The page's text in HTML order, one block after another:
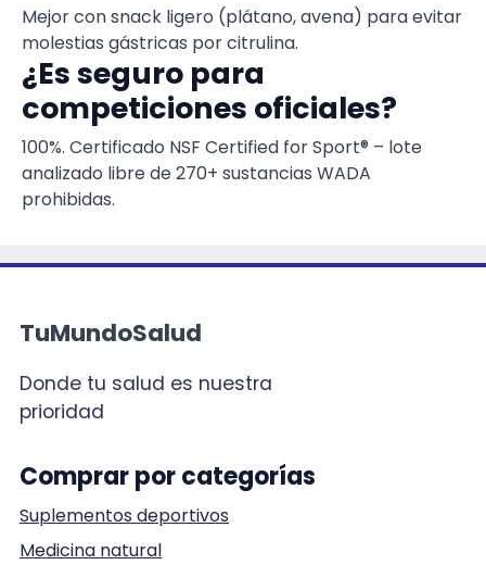
Mejor con snack ligero (plátano, avena) para evitar
molestias gástricas por citrulina.
¿Es seguro para
competiciones oficiales?
100%. Certificado NSF Certified for Sport® – lote
analizado libre de 270+ sustancias WADA
prohibidas.
TuMundoSalud
Donde tu salud es nuestra
prioridad
Comprar por categorías
Suplementos deportivos
Medicina natural